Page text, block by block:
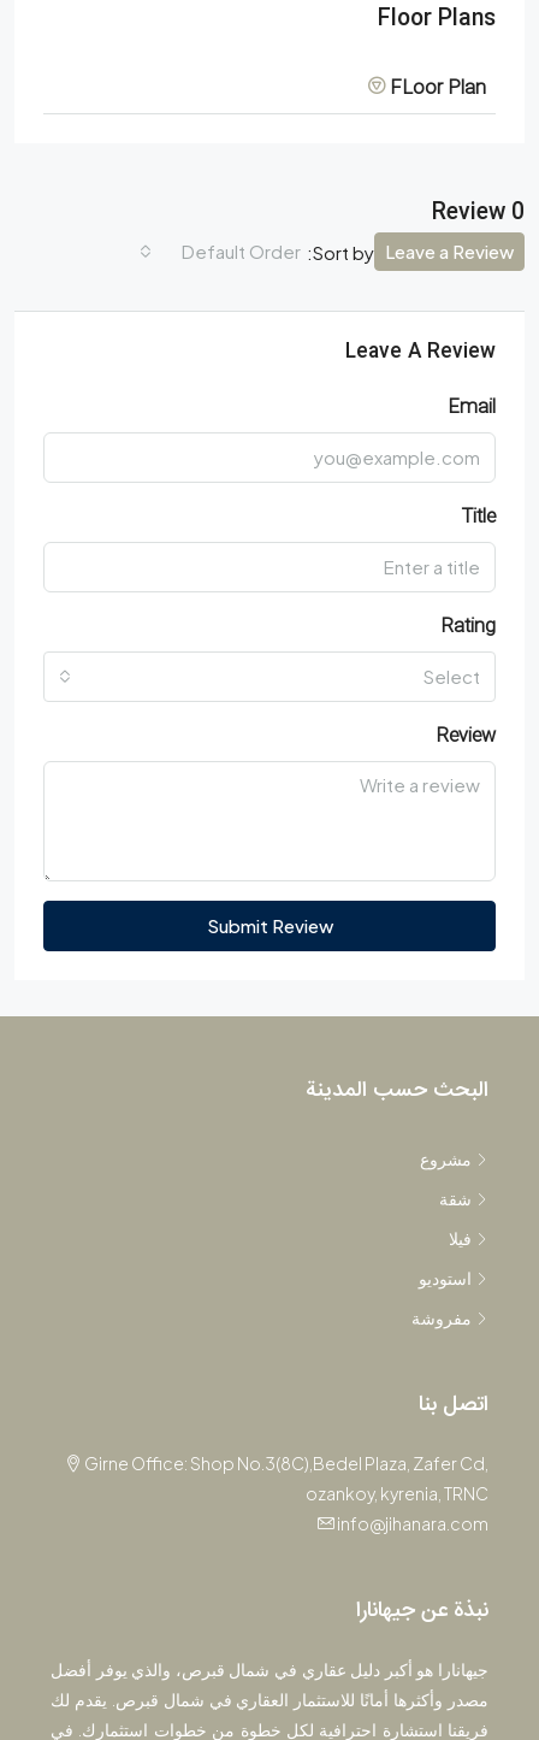
Floor Plans
FLoor Plan
0 Review
Sort by:
Default Order Leave a Review
Leave A Review
Email
Title
Rating
Select
Review
Submit Review
البحث حسب المدينة
مشروع
شقة
فيلا
استوديو
مفروشة
اتصل بنا
Girne Office: Shop No.3(8C),Bedel Plaza, Zafer Cd,
ozankoy, kyrenia, TRNC
info@jihanara.com
نبذة عن جيهانارا
جيهانارا هو أكبر دليل عقاري في شمال قبرص، والذي يوفر أفضل
مصدر وأكثرها أمانًا للاستثمار العقاري في شمال قبرص. يقدم لك
فريقنا استشارة احترافية لكل خطوة من خطوات استثمارك. في